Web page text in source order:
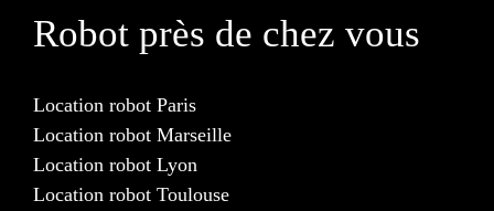
Robot près de chez vous
Location robot Paris
Location robot Marseille
Location robot Lyon
Location robot Toulouse